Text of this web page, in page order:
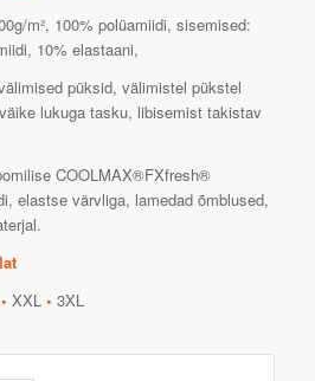
m², 100% polüamiidi, sisemised:
10% elastaani,
püksid, välimistel pükstel
lukuga tasku, libisemist takistav
COOLMAX®FXfresh®
elastse värvliga, lamedad õmblused,
• XXL • 3XL